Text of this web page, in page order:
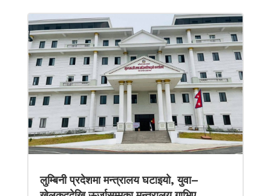
लुम्बिनी प्रदेशमा मन्त्रालय घटाइयो, युवा–